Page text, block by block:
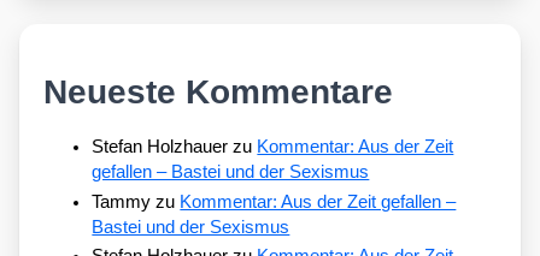
Neueste Kommentare
Stefan Holzhauer zu Kommentar: Aus der Zeit
gefallen – Bastei und der Sexismus
Tammy zu Kommentar: Aus der Zeit gefallen –
Bastei und der Sexismus